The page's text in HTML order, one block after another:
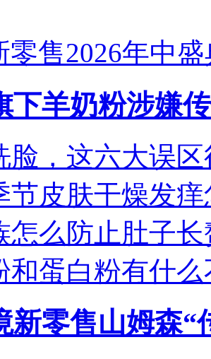
零售2026年中
下羊奶粉涉嫌
脸，这六大误
节皮肤干燥发痒
怎么防止肚子
和蛋白粉有什么
新零售山姆森“